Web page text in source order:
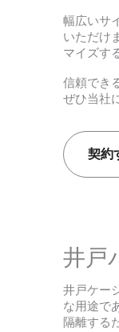
幅広いサ
いただけ
マイズす
信頼でき
ぜひ当社
契約
井戸
井戸ケー
な用途で
隔離する